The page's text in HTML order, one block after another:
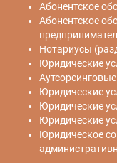
Абонентское
Абонентское
Нотариусы
Юридические
Юридические
Юридические
Юридические
Юридическое